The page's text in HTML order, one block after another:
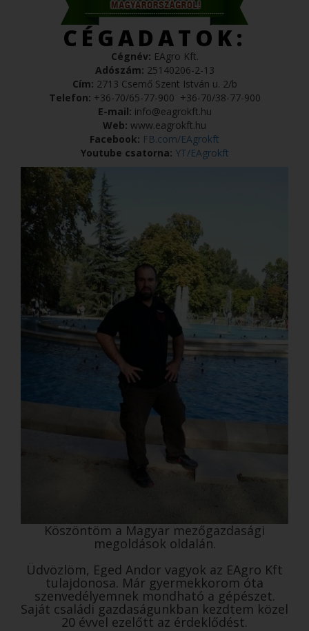
CÉGADATOK:
Cégnév: EAgro Kft.
Adószám: 25140206-2-13
Cím: 2713 Csemő Szent István u. 2/b
Telefon: +36-70/65-77-900 +36-70/38-77-900
E-mail: info@eagrokft.hu
Web: www.eagrokft.hu
Facebook: FB.com/EAgrokft
Youtube csatorna: YT/EAgrokft
Köszöntöm a Magyar mezőgazdasági
megoldások oldalán.
Üdvözlöm, Eged Andor vagyok az EAgro Kft
tulajdonosa. Már gyermekkorom óta
szenvedélyemnek mondható a gépészet.
Saját családi gazdaságunkban kezdtem közel
20 évvel ezelőtt az érdeklődést.